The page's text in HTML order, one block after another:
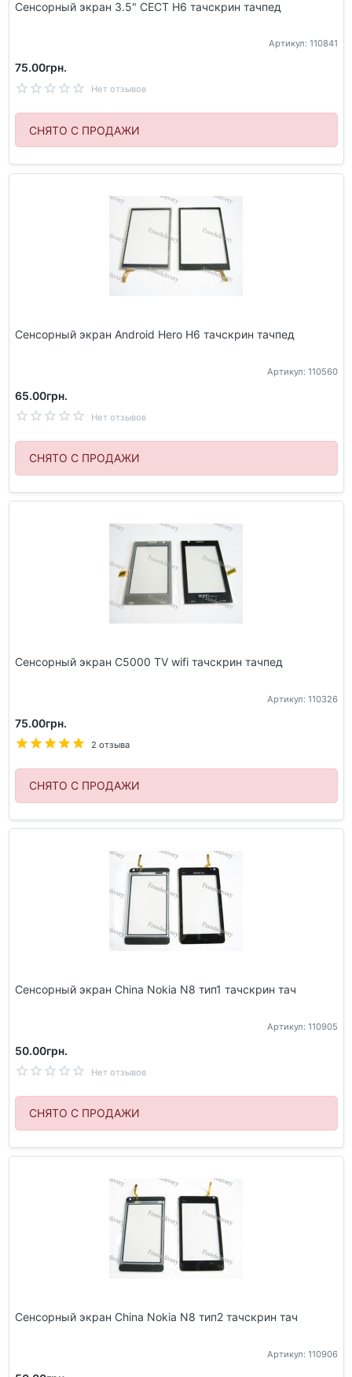
Сенсорный экран 3.5" CECT H6 тачскрин тачпед
Артикул: 110841
75.00грн.
Нет отзывов
СНЯТО С ПРОДАЖИ
Сенсорный экран Android Hero H6 тачскрин тачпед
Артикул: 110560
65.00грн.
Нет отзывов
СНЯТО С ПРОДАЖИ
Сенсорный экран C5000 TV wifi тачскрин тачпед
Артикул: 110326
75.00грн.
2 отзыва
СНЯТО С ПРОДАЖИ
Сенсорный экран China Nokia N8 тип1 тачскрин тач
Артикул: 110905
50.00грн.
Нет отзывов
СНЯТО С ПРОДАЖИ
Сенсорный экран China Nokia N8 тип2 тачскрин тач
Артикул: 110906